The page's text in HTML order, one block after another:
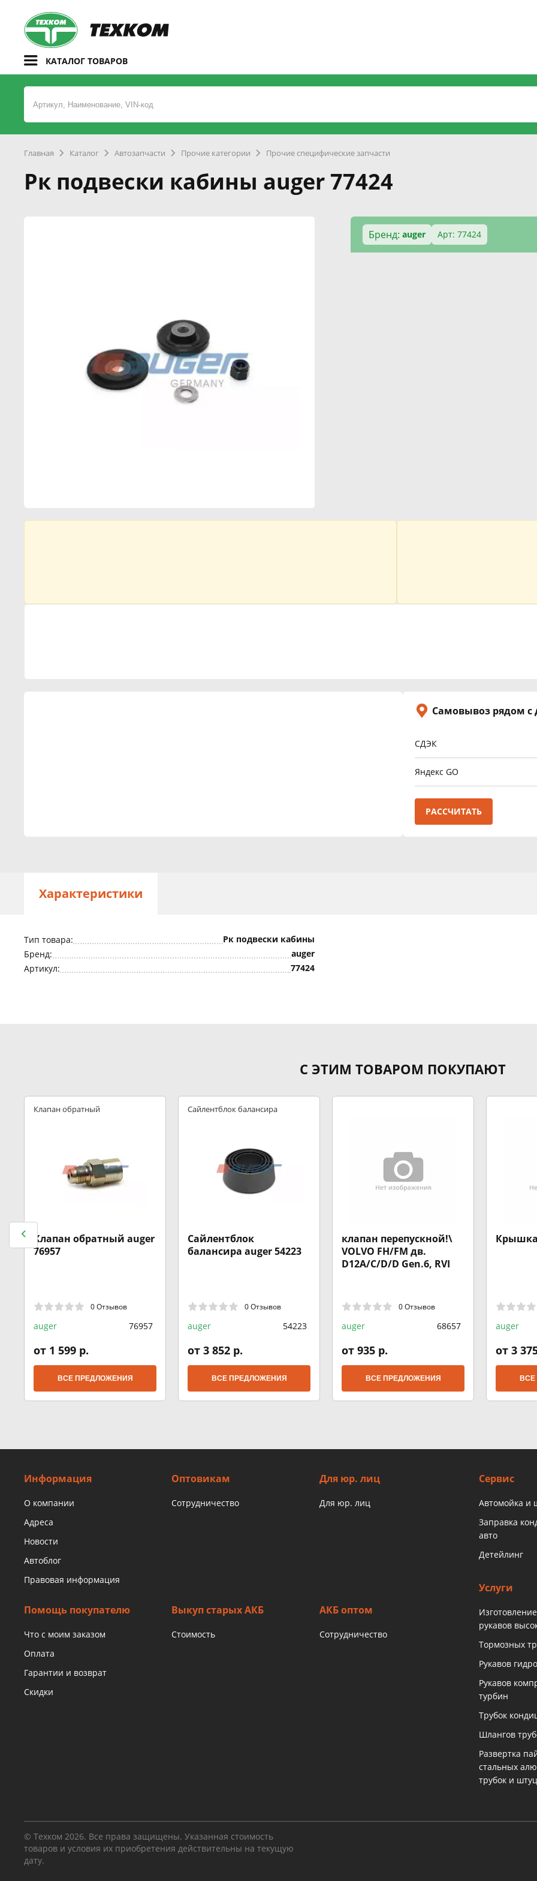
КАТАЛОГ ТОВАРОВ
Главная Каталог Автозапчасти Прочие категории Прочие специфические запчасти
Рк подвески кабины auger 77424
Бренд: auger Арт: 77424
Самовывоз рядом
СДЭК
Яндекс GO
РАССЧИТАТЬ
Характеристики
Тип товара:
Рк подвески кабины
Бренд:
auger
Артикул:
77424
С ЭТИМ ТОВАРОМ ПОКУПАЮТ
Клапан обратный
Клапан обратный auger
76957
0 Отзывов
auger 76957
от 1 599 р.
ВСЕ ПРЕДЛОЖЕНИЯ
Сайлентблок балансира
Сайлентблок
балансира auger 54223
0 Отзывов
auger 54223
от 3 852 р.
ВСЕ ПРЕДЛОЖЕНИЯ
клапан перепускной!\
VOLVO FH/FM дв.
D12A/C/D/D Gen.6, RVI
0 Отзывов
auger 68657
от 935 р.
ВСЕ ПРЕДЛОЖЕНИЯ
auger
от 3
Информация
О компании
Адреса
Новости
Автоблог
Правовая информация
Оптовикам
Сотрудничество
Для юр. лиц
Для юр. лиц
Помощь покупателю
Что с моим заказом
Оплата
Гарантии и возврат
Скидки
Выкуп старых АКБ
Стоимость
АКБ оптом
Сотрудничество
Сервис
Автомойка и
Заправка
авто
Детейлинг
Услуги
рукавов
Тормозных
Рукавов
Рукавов
турбин
Трубок
Шлангов
Развертка
стальных
трубок и
© Техком 2026. Все права защищены. Указанная стоимость
товаров и условия их приобретения действительны на текущую
дату.